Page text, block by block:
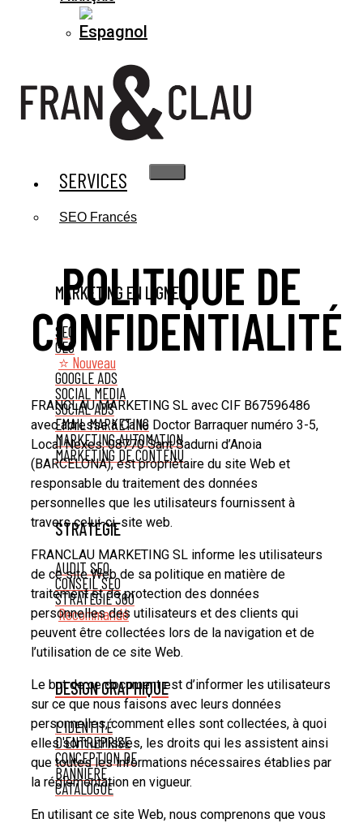
SERVICES
SEO Francés
MARKETING EN LIGNE
SEO
GEO
⭐ Nouveau
GOOGLE ADS
SOCIAL MEDIA
SOCIAL ADS
EMAIL MARKETING
MARKETING AUTOMATION
MARKETING DE CONTENU
STRATÉGIE
AUDIT SEO
CONSEIL SEO
STRATÉGIE 360
Recommandé
DESIGN GRAPHIQUE
L'IDENTITÉ
D'ENTREPRISE
CONCEPTION DE
BANNIÈRE
CATALOGUE
POLITIQUE DE
CONFIDENTIALITÉ
FRANCLAU MARKETING SL avec CIF B67596486
avec adresse à Calle Doctor Barraquer numéro 3-5,
Local Nexes, 08770 Sant Sadurni d’Anoia
(BARCELONA), est propriétaire du site Web et
responsable du traitement des données
personnelles que les utilisateurs fournissent à
travers celui-ci. site web.
FRANCLAU MARKETING SL informe les utilisateurs
de ce site Web de sa politique en matière de
traitement et de protection des données
personnelles des utilisateurs et des clients qui
peuvent être collectées lors de la navigation et de
l’utilisation de ce site Web.
Le but de ce document est d’informer les utilisateurs
sur ce que nous faisons avec leurs données
personnelles, comment elles sont collectées, à quoi
elles sont utilisées, les droits qui les assistent ainsi
que toutes les informations nécessaires établies par
la réglementation en vigueur.
En utilisant ce site Web, nous comprenons que vous